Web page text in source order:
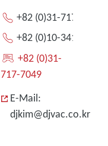
+82 (0)31-717-7048
+82 (0)10-3412-2011
+82 (0)31-
717-7049
E-Mail:
djkim@djvac.co.kr